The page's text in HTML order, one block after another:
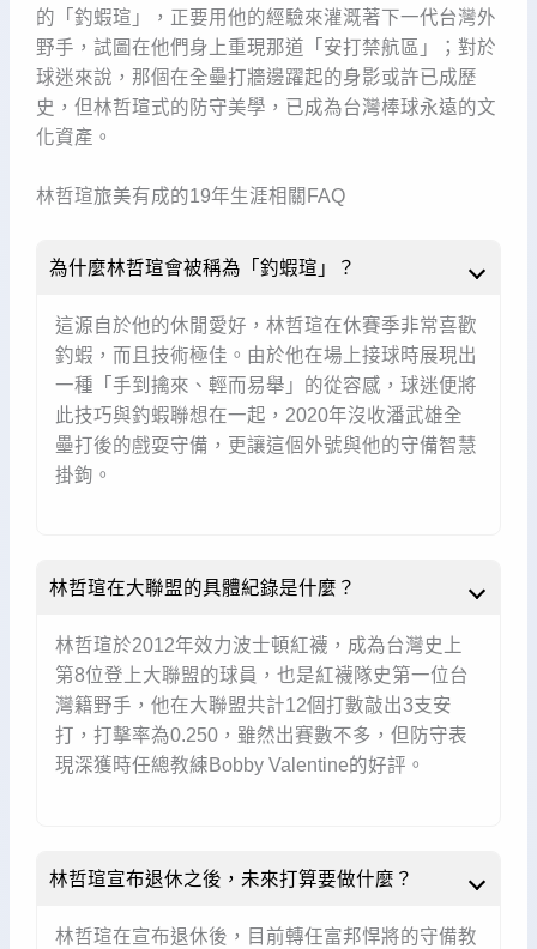
的「釣蝦瑄」，正要用他的經驗來灌溉著下一代台灣外
野手，試圖在他們身上重現那道「安打禁航區」；對於
球迷來說，那個在全壘打牆邊躍起的身影或許已成歷
史，但林哲瑄式的防守美學，已成為台灣棒球永遠的文
化資產。
林哲瑄旅美有成的19年生涯相關FAQ
為什麼林哲瑄會被稱為「釣蝦瑄」？
這源自於他的休閒愛好，林哲瑄在休賽季非常喜歡
釣蝦，而且技術極佳。由於他在場上接球時展現出
一種「手到擒來、輕而易舉」的從容感，球迷便將
此技巧與釣蝦聯想在一起，2020年沒收潘武雄全
壘打後的戲耍守備，更讓這個外號與他的守備智慧
掛鉤。
林哲瑄在大聯盟的具體紀錄是什麼？
林哲瑄於2012年效力波士頓紅襪，成為台灣史上
第8位登上大聯盟的球員，也是紅襪隊史第一位台
灣籍野手，他在大聯盟共計12個打數敲出3支安
打，打擊率為0.250，雖然出賽數不多，但防守表
現深獲時任總教練Bobby Valentine的好評。
林哲瑄宣布退休之後，未來打算要做什麼？
林哲瑄在宣布退休後，目前轉任富邦悍將的守備教